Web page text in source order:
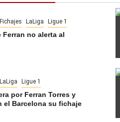
Fichajes LaLiga Ligue 1
Ferran no alerta al
LaLiga Ligue 1
por Ferran Torres y
el Barcelona su fichaje